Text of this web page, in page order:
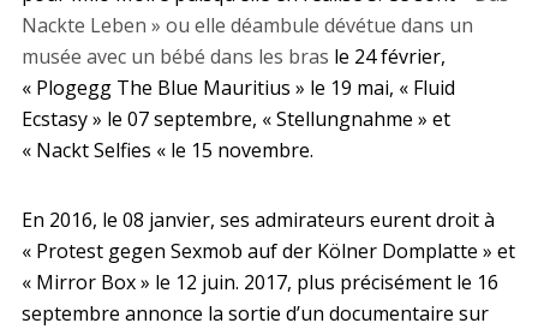
Nackte Leben » ou elle déambule dévétue dans un
musée avec un bébé dans les bras le 24 février,
« Plogegg The Blue Mauritius » le 19 mai, « Fluid
Ecstasy » le 07 septembre, « Stellungnahme » et
« Nackt Selfies « le 15 novembre.
En 2016, le 08 janvier, ses admirateurs eurent droit à
« Protest gegen Sexmob auf der Kölner Domplatte » et
« Mirror Box » le 12 juin. 2017, plus précisément le 16
septembre annonce la sortie d’un documentaire sur